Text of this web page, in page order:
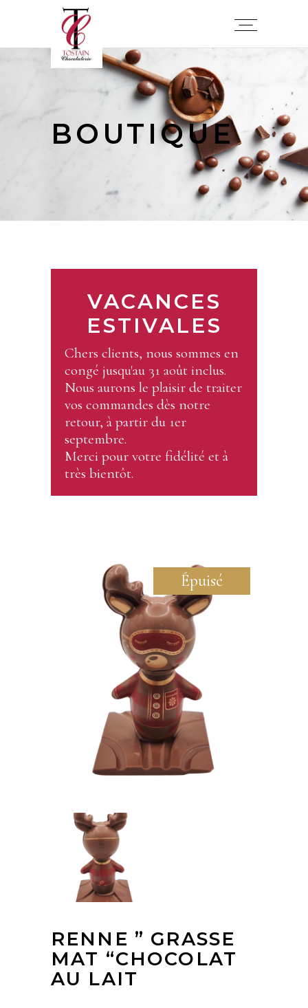
BOUTIQUE
VACANCES
ESTIVALES
Chers clients, nous sommes en
congé jusqu'au 31 août inclus.
Nous aurons le plaisir de traiter
vos commandes dès notre
retour, à partir du 1er
septembre.
Merci pour votre fidélité et à
très bientôt.
Épuisé
RENNE ” GRASSE
MAT “CHOCOLAT
AU LAIT